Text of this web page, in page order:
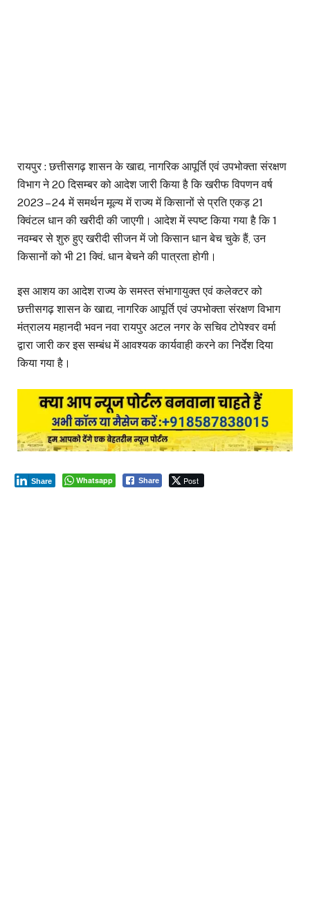
रायपुर : छत्तीसगढ़ शासन के खाद्य, नागरिक आपूर्ति एवं उपभोक्ता संरक्षण
विभाग ने 20 दिसम्बर को आदेश जारी किया है कि खरीफ विपणन वर्ष
2023 – 24 में समर्थन मूल्य में राज्य में किसानों से प्रति एकड़ 21
क्विंटल धान की खरीदी की जाएगी। आदेश में स्पष्ट किया गया है कि 1
नवम्बर से शुरु हुए खरीदी सीजन में जो किसान धान बेच चुके हैं, उन
किसानों को भी 21 क्विं. धान बेचने की पात्रता होगी।
इस आशय का आदेश राज्य के समस्त संभागायुक्त एवं कलेक्टर को
छत्तीसगढ़ शासन के खाद्य, नागरिक आपूर्ति एवं उपभोक्ता संरक्षण विभाग
मंत्रालय महानदी भवन नवा रायपुर अटल नगर के सचिव टोपेश्वर वर्मा
द्वारा जारी कर इस सम्बंध में आवश्यक कार्यवाही करने का निर्देश दिया
किया गया है।
Whatsapp Share Post
Share